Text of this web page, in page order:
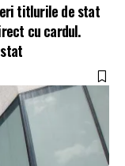
titlurile de stat
cu cardul.